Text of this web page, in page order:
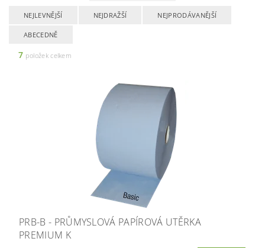
NEJLEVNĚJŠÍ NEJDRAŽŠÍ NEJPRODÁVANĚJŠÍ
ABECEDNĚ
7 položek celkem
PRB-B - PRŮMYSLOVÁ PAPÍROVÁ UTĚRKA
PREMIUM K